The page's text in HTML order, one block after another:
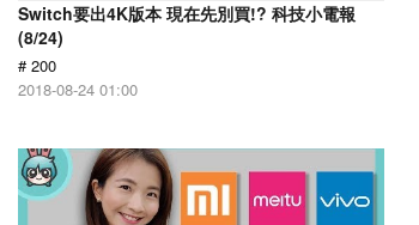
Switch要出4K版本 現在先別買!? 科技小電報
(8/24)
# 200
2018-08-24 01:00